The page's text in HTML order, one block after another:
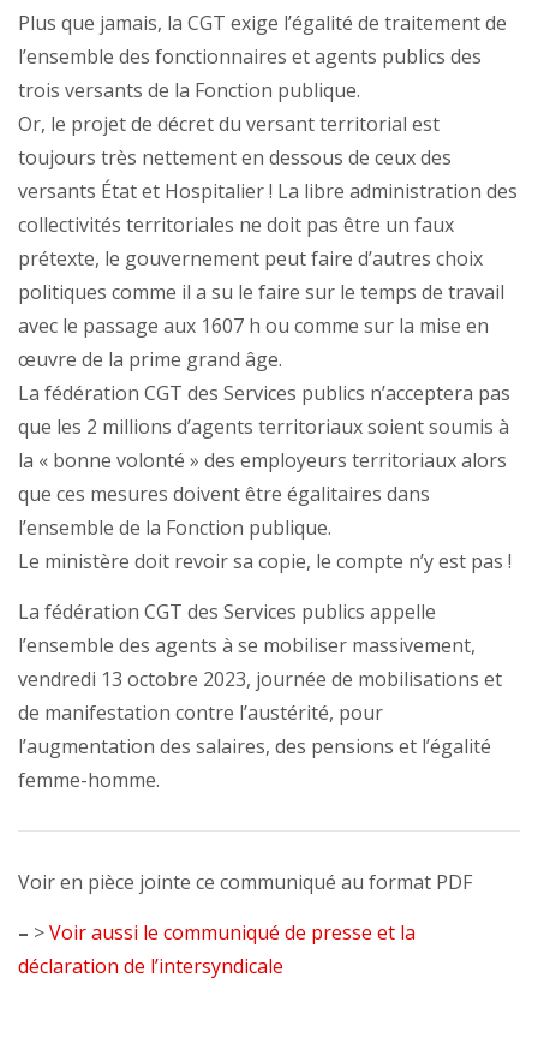
Plus que jamais, la CGT exige l’égalité de traitement de
l’ensemble des fonctionnaires et agents publics des
trois versants de la Fonction publique.
Or, le projet de décret du versant territorial est
toujours très nettement en dessous de ceux des
versants État et Hospitalier ! La libre administration des
collectivités territoriales ne doit pas être un faux
prétexte, le gouvernement peut faire d’autres choix
politiques comme il a su le faire sur le temps de travail
avec le passage aux 1607 h ou comme sur la mise en
œuvre de la prime grand âge.
La fédération CGT des Services publics n’acceptera pas
que les 2 millions d’agents territoriaux soient soumis à
la « bonne volonté » des employeurs territoriaux alors
que ces mesures doivent être égalitaires dans
l’ensemble de la Fonction publique.
Le ministère doit revoir sa copie, le compte n’y est pas !
La fédération CGT des Services publics appelle
l’ensemble des agents à se mobiliser massivement,
vendredi 13 octobre 2023, journée de mobilisations et
de manifestation contre l’austérité, pour
l’augmentation des salaires, des pensions et l’égalité
femme-homme.
Voir en pièce jointe ce communiqué au format PDF
– >Voir aussi le communiqué de presse et la
déclaration de l’intersyndicale